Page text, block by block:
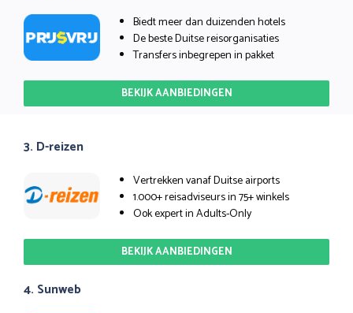
Biedt meer dan duizenden hotels
De beste Duitse reisorganisaties
Transfers inbegrepen in pakket
BEKIJK AANBIEDINGEN
3. D-reizen
Vertrekken vanaf Duitse airports
1.000+ reisadviseurs in 75+ winkels
Ook expert in Adults-Only
BEKIJK AANBIEDINGEN
4. Sunweb